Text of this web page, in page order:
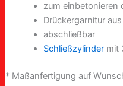
zum einbetonieren
Drückergarnitur
abschließbar
Schließzylindermit
* Maßanfertigung auf